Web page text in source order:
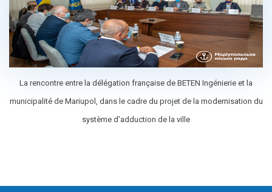
La rencontre entre la délégation française de BETEN Ingénierie et la
municipalité de Mariupol, dans le cadre du projet de la modernisation du
système d’adduction de la ville